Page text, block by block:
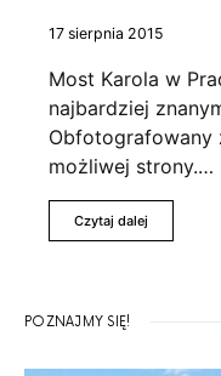
17 sierpnia 2015
Most Karola w
najbardziej
Obfotografowany
możliwej strony.…
Czytaj dalej
POZNAJMY SIĘ!